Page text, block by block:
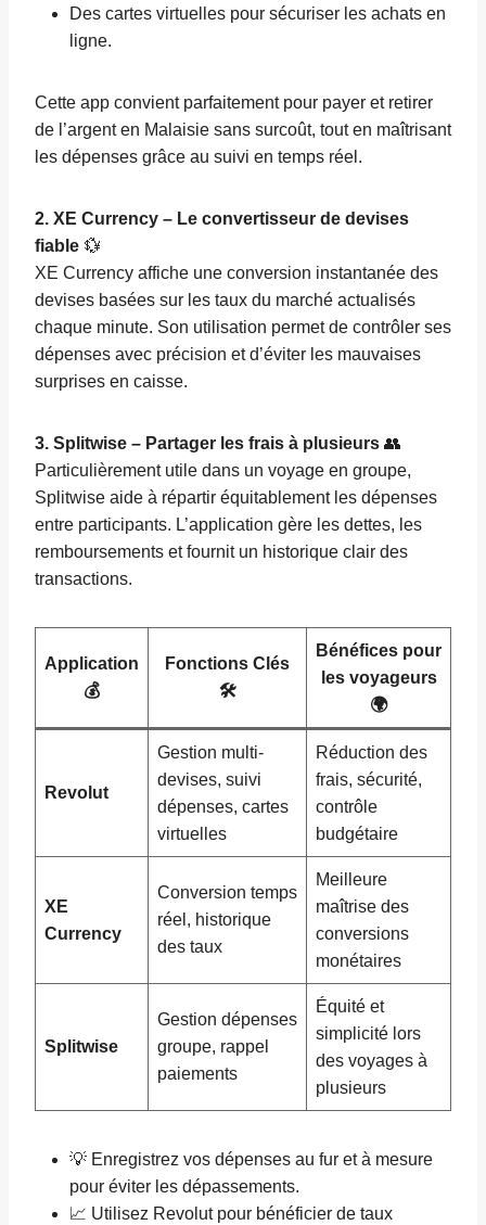
Des cartes virtuelles pour sécuriser les achats en
ligne.
Cette app convient parfaitement pour payer et retirer
de l’argent en Malaisie sans surcoût, tout en maîtrisant
les dépenses grâce au suivi en temps réel.
2. XE Currency – Le convertisseur de devises
fiable 💱
XE Currency affiche une conversion instantanée des
devises basées sur les taux du marché actualisés
chaque minute. Son utilisation permet de contrôler ses
dépenses avec précision et d’éviter les mauvaises
surprises en caisse.
3. Splitwise – Partager les frais à plusieurs 👥
Particulièrement utile dans un voyage en groupe,
Splitwise aide à répartir équitablement les dépenses
entre participants. L’application gère les dettes, les
remboursements et fournit un historique clair des
transactions.
Application
💰
Fonctions Clés
🛠️
Bénéfices pour
les voyageurs
🌍
Revolut
Gestion multi-
devises, suivi
dépenses, cartes
virtuelles
Réduction des
frais, sécurité,
contrôle
budgétaire
XE
Currency
Conversion temps
réel, historique
des taux
Meilleure
maîtrise des
conversions
monétaires
Splitwise
Gestion dépenses
groupe, rappel
paiements
Équité et
simplicité lors
des voyages à
plusieurs
💡 Enregistrez vos dépenses au fur et à mesure
pour éviter les dépassements.
📈 Utilisez Revolut pour bénéficier de taux